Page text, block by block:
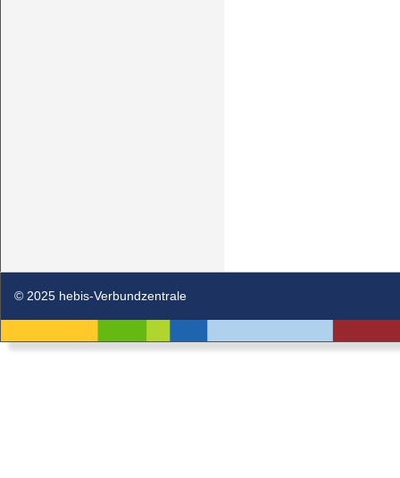
© 2025 hebis-Verbundzentrale